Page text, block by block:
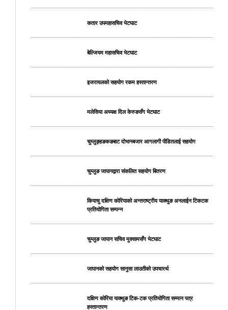
कतार उपमहासचिव भेटघाट
बेल्जियम महासचिव भेटघाट
इजरायलको सहयोग रकम हस्तान्तरण
मलेसिया अध्यक्ष दिल केरुङसँग भेटघाट
चुम्लुङ्हङकङबाट दोभानबजार आगलागी पीडितलाई सहयोग
चुम्लुङ जापानद्वारा संकलित सहयोग बितरण
कियाचु दक्षिण कोरियाको अन्तराष्ट्रीय याक्थुङ अनलाईन टिकटक
प्रतियोगिता सम्पन्न
चुम्लुङ जापान सचिव मुक्सामसँग भेटघाट
जापानको सहयोग सानुसा लाउतीको उपचारर्थ
दक्षिण कोरिया याक्थुङ टिक-टक प्रतियोगिता सम्मान पत्र
हस्तान्तरण